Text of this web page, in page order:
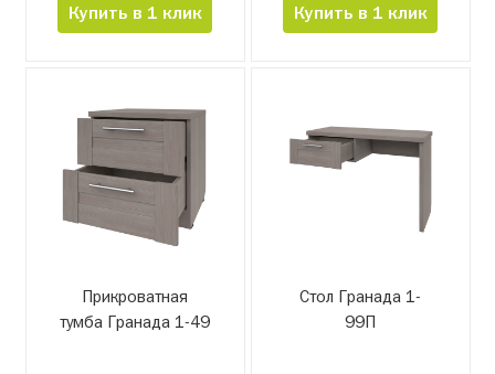
Купить в 1 клик Купить в 1 клик
Прикроватная
тумба Гранада 1-49
Стол Гранада 1-
99П